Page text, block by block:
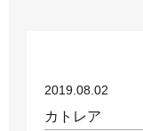
2019.08.02
カトレア